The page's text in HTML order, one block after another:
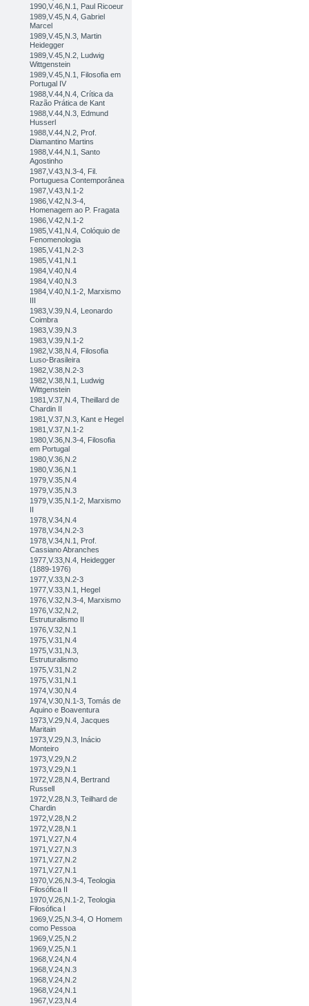
1990,V.46,N.1, Paul Ricoeur
1989,V.45,N.4, Gabriel
Marcel
1989,V.45,N.3, Martin
Heidegger
1989,V.45,N.2, Ludwig
Wittgenstein
1989,V.45,N.1, Filosofia em
Portugal IV
1988,V.44,N.4, Crítica da
Razão Prática de Kant
1988,V.44,N.3, Edmund
Husserl
1988,V.44,N.2, Prof.
Diamantino Martins
1988,V.44,N.1, Santo
Agostinho
1987,V.43,N.3-4, Fil.
Portuguesa Contemporânea
1987,V.43,N.1-2
1986,V.42,N.3-4,
Homenagem ao P. Fragata
1986,V.42,N.1-2
1985,V.41,N.4, Colóquio de
Fenomenologia
1985,V.41,N.2-3
1985,V.41,N.1
1984,V.40,N.4
1984,V.40,N.3
1984,V.40,N.1-2, Marxismo
III
1983,V.39,N.4, Leonardo
Coimbra
1983,V.39,N.3
1983,V.39,N.1-2
1982,V.38,N.4, Filosofia
Luso-Brasileira
1982,V.38,N.2-3
1982,V.38,N.1, Ludwig
Wittgenstein
1981,V.37,N.4, Theillard de
Chardin II
1981,V.37,N.3, Kant e Hegel
1981,V.37,N.1-2
1980,V.36,N.3-4, Filosofia
em Portugal
1980,V.36,N.2
1980,V.36,N.1
1979,V.35,N.4
1979,V.35,N.3
1979,V.35,N.1-2, Marxismo
II
1978,V.34,N.4
1978,V.34,N.2-3
1978,V.34,N.1, Prof.
Cassiano Abranches
1977,V.33,N.4, Heidegger
(1889-1976)
1977,V.33,N.2-3
1977,V.33,N.1, Hegel
1976,V.32,N.3-4, Marxismo
1976,V.32,N.2,
Estruturalismo II
1976,V.32,N.1
1975,V.31,N.4
1975,V.31,N.3,
Estruturalismo
1975,V.31,N.2
1975,V.31,N.1
1974,V.30,N.4
1974,V.30,N.1-3, Tomás de
Aquino e Boaventura
1973,V.29,N.4, Jacques
Maritain
1973,V.29,N.3, Inácio
Monteiro
1973,V.29,N.2
1973,V.29,N.1
1972,V.28,N.4, Bertrand
Russell
1972,V.28,N.3, Teilhard de
Chardin
1972,V.28,N.2
1972,V.28,N.1
1971,V.27,N.4
1971,V.27,N.3
1971,V.27,N.2
1971,V.27,N.1
1970,V.26,N.3-4, Teologia
Filosófica II
1970,V.26,N.1-2, Teologia
Filosófica I
1969,V.25,N.3-4, O Homem
como Pessoa
1969,V.25,N.2
1969,V.25,N.1
1968,V.24,N.4
1968,V.24,N.3
1968,V.24,N.2
1968,V.24,N.1
1967,V.23,N.4